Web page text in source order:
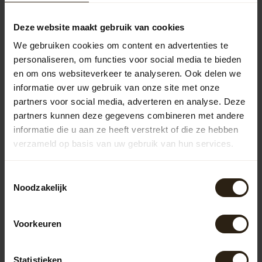
Deze website maakt gebruik van cookies
We gebruiken cookies om content en advertenties te
personaliseren, om functies voor social media te bieden
en om ons websiteverkeer te analyseren. Ook delen we
informatie over uw gebruik van onze site met onze
partners voor social media, adverteren en analyse. Deze
partners kunnen deze gegevens combineren met andere
informatie die u aan ze heeft verstrekt of die ze hebben
verzameld op basis van uw gebruik van hun services.
Noodzakelijk
Voorkeuren
Statistieken
Kunststof regentonnen zijn lichtgewicht,
kleuren en vormen, waardoor ze in diverse tuinstijlen
passen.
Houten regentonnen
De houten regentonnen van Barrel Atelier zijn vervaardigd
uit gerecyclede wijn-, whisky- of portvaten. Deze unieke
regentonnen combineren functionaliteit met een
elke tuin. Dankzij het gebruik van hoogwaardige
Zinken regentonnen
bekendstaan om hun stevigheid en lange levensduur. Het